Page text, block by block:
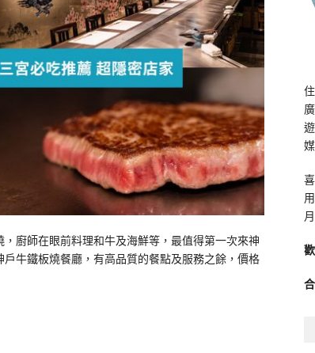
廚師在眼前料理和牛及海鮮等，最值得第一次來神
牛鐵板燒餐廳，有高品質的餐點及服務之餘，價格